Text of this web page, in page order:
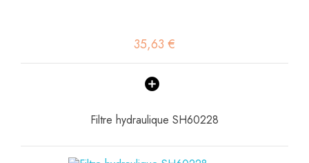
35,63 €
Filtre hydraulique SH60228